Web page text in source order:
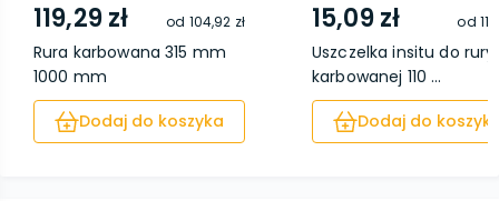
119,29 zł od 104,92 zł
Rura karbowana 315 mm
1000 mm
Dodaj do koszyka
15,09 zł od
Uszczelka insitu do rury
karbowanej 110 ...
Dodaj do